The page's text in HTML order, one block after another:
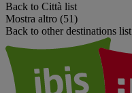
Back to Città list
Mostra altro (51)
Back to other destinations list